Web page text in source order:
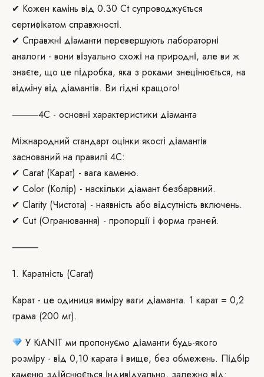
✔ Кожен камінь від 0.30 Ct супроводжується
сертифікатом справжності.
✔ Справжні діаманти перевершують лабораторні
аналоги - вони візуально схожі на природні, але ви ж
знаєте, що це підробка, яка з роками знецінюється, на
відміну від діамантів. Ви гідні кращого!
⸻4С - основні характеристики діаманта
Міжнародний стандарт оцінки якості діамантів
заснований на правилі 4С:
✔ Carat (Карат) - вага каменю.
✔ Color (Колір) - наскільки діамант безбарвний.
✔ Clarity (Чистота) - наявність або відсутність включень.
✔ Cut (Огранювання) - пропорції і форма граней.
⸻
1. Каратність (Carat)
Карат - це одиниця виміру ваги діаманта. 1 карат = 0,2
грама (200 мг).
У KiANIT ми пропонуємо діаманти будь-якого
розміру - від 0,10 карата і вище, без обмежень. Підбір